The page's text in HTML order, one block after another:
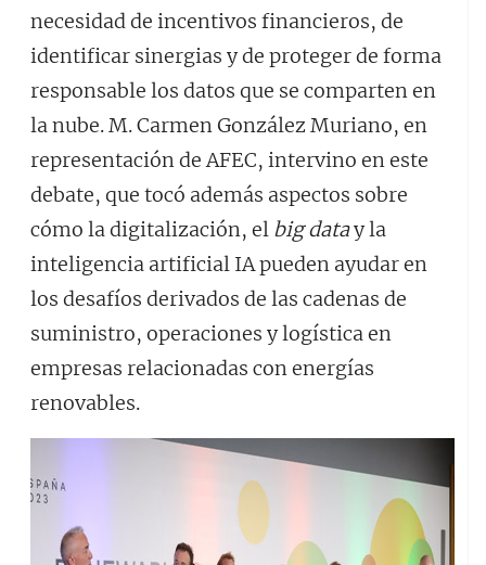
necesidad de incentivos financieros, de
identificar sinergias y de proteger de forma
responsable los datos que se comparten en
la nube. M. Carmen González Muriano, en
representación de AFEC, intervino en este
debate, que tocó además aspectos sobre
cómo la digitalización, el big datay la
inteligencia artificial IA pueden ayudar en
los desafíos derivados de las cadenas de
suministro, operaciones y logística en
empresas relacionadas con energías
renovables.